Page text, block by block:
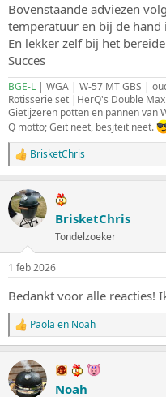
:
Bovenstaande adviezen
temperatuur en bij de hand
En lekker zelf bij het
Succes
BGE-L | WGA | W-57 MT GBS |
Rotisserie set |HerQ's Double
Gietijzeren potten en pannen van
Q motto; Geit neet, besjteit neet.
W
a
r
d
e
i
n
g
e
n
:
BrisketChris
BrisketChris
Tondelzoeker
1 feb 2026
Bedankt voor alle reacties!
W
a
r
d
Paola en Noah
Noah